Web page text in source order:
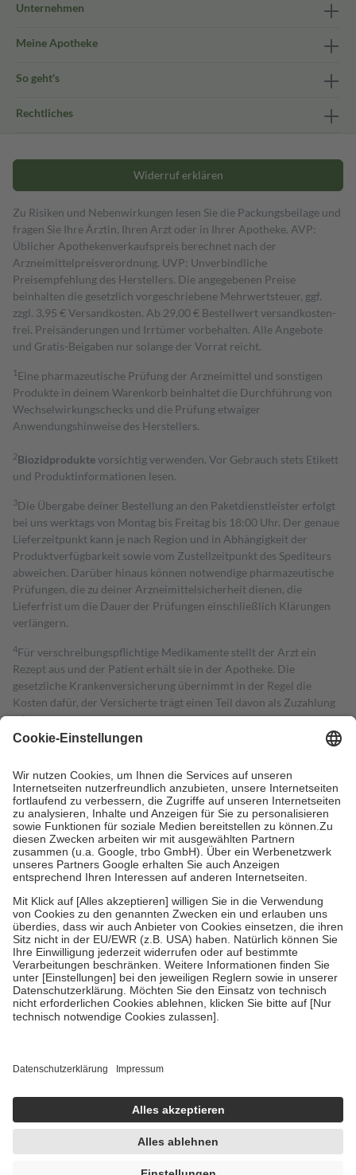
Unternehmen
Meine Apotheke
So geht's
Rechtliches
Widerruf erklären
Zu Risiken und Nebenwirkungen lesen Sie die Packungsbeilage und
fragen Sie Ihre Ärztin, Ihren Arzt oder in Ihrer Apotheke. AVP:
Üblicher Apothekenverkaufspreis berechnet nach der
Arzneimittelpreisverordnung. UVP: Unverbindliche
Preisempfehlung des Herstellers. Die angegebenen Preise
beinhalten die gesetzlich vorgeschriebene Mehrwertsteuer, ggf.
zzgl. 3,95 € Versandkosten. Ab 29,00 € Bestell­wert versand­kosten­
frei. Preisänderungen und Irrtümer vorbehalten. Alle Angebote
und Gratis-Beigaben nur solange der Vorrat reicht.
1 Eine pharmazeutische Prüfung der Arzneimittel und sonstigen
Produkte in deinem Warenkorb beinhaltet die Durchführung von
Wechselwirkungschecks und die Prüfung etwaiger
Anwendungshinweise des Herstellers.
2Biozidproduktevorsichtig verwenden. Vor Gebrauch stets Etikett
und Produktinformationen lesen.
3Die Übergabe deiner Bestellung an den Paketdienstleister erfolgt
bei uns werktags von Montag bis Freitag bis 18:00 Uhr. Der genaue
Lieferzeitpunkt kann je nach Region und in Abhängigkeit der
Produktverfügbarkeit sowie vom Zustellzeitpunkt des Spediteurs
abweichen. Darüber hinaus können notwendige pharmazeutische
Prüfungen, die zu deiner Arzneimittelsicherheit dienen, die
Lieferfrist um die Dauer der Prüfungen einschließlich Klärungen
verlängern.
4Für verschreibungspflichtige Medikamente stellt der Arzt ein
Rezept aus und der Patient erhält sie in der Apotheke. Die
gesetzliche Krankenversicherung übernimmt in der Regel die
Kosten dafür, der Versicherte trägt einen Teil davon als Zuzahlung
mit.
Grundsätzlich leisten Mitglieder Zuzahlungen in Höhe von zehn
höchstens zehn Euro.
Es sind jedoch nie mehr als die tatsächlichen
Kosten der Leistung zu entrichten.
Diese Regeln gelten grundsätzlich auch für Online-Apotheken.
Bei Heilmitteln und häuslicher Krankenpflege beträgt die
Zuzahlung zehn Prozent der Kosten sowie zehn Euro je
Verordnung.
Um das Engagement der Versicherten für ihre eigene Gesundheit zu
stärken und die besondere Stellung der Familie zu unterstützen,
fallenkeine Zuzahlungenan bei:
• Kindern und Jugendlichen bis zum vollendeten 18. Lebensjahr
mit Ausnahme der Fahrkosten
• Untersuchungen zur Vorsorge und Früherkennung, die von der
GKV getragen werden
• empfohlenen Schutzimpfungen
• Harn- und Blutteststreifen
getroffen, um sicherzustellen, dass es sich um echte Bewertungen
https://help.etrusted.com/hc/de/articles/4419944605341
Einige Bilder und Inhalte wurden unter Zuhilfenahme künstlicher